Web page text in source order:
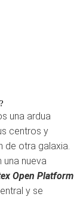
una ardua
centros y
de otra galaxia.
nueva
Open Platform
y se